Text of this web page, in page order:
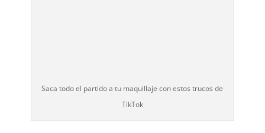
Saca todo el partido a tu maquillaje con estos trucos de
TikTok